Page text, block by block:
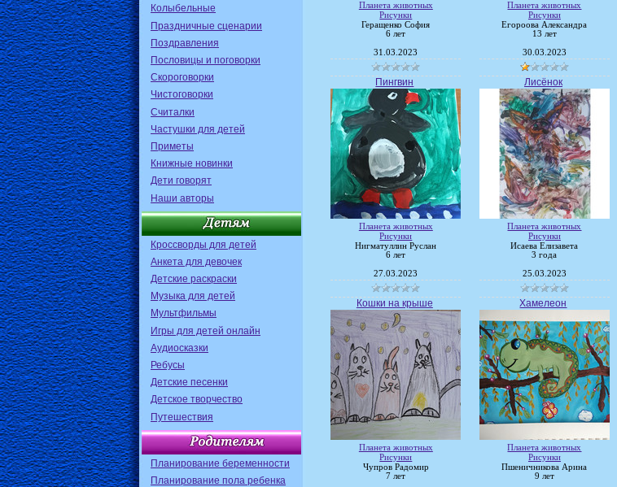
Колыбельные
Праздничные сценарии
Поздравления
Пословицы и поговорки
Скороговорки
Чистоговорки
Считалки
Частушки для детей
Приметы
Книжные новинки
Дети говорят
Наши авторы
Кроссворды для детей
Анкета для девочек
Детские раскраски
Музыка для детей
Мультфильмы
Игры для детей онлайн
Аудиосказки
Ребусы
Детские песенки
Детское творчество
Путешествия
Планирование беременности
Планирование пола ребенка
Планета животных
Рисунки
Геращенко София
6 лет
31.03.2023
Планета животных
Рисунки
Егороова Александра
13 лет
30.03.2023
Пингвин
Планета животных
Рисунки
Нигматуллин Руслан
6 лет
27.03.2023
Лисёнок
Планета животных
Рисунки
Исаева Елизавета
3 года
25.03.2023
Кошки на крыше
Планета животных
Рисунки
Чупров Радомир
7 лет
Хамелеон
Планета животных
Рисунки
Пшеничникова Арина
9 лет